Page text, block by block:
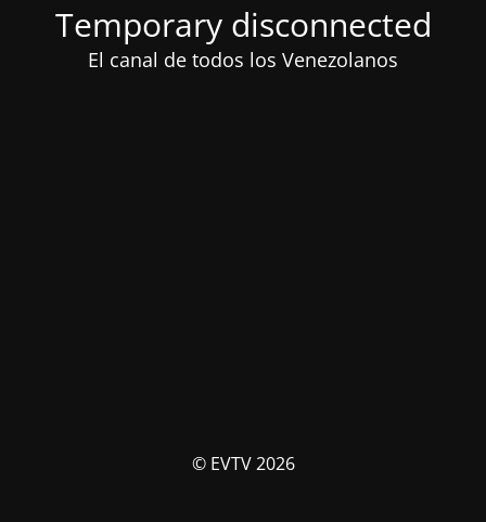
Temporary disconnected
El canal de todos los Venezolanos
© EVTV 2026